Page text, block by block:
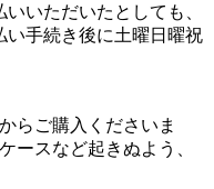
いただいたとしても、
い手続き後に土曜日曜祝
らご購入くださいま
ースなど起きぬよう、